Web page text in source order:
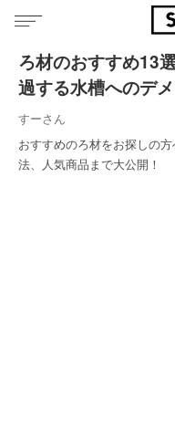
ろ材のおすすめ13
過する水槽へのデ
すーさん
おすすめのろ材をお探しの
法、人気商品まで大公開！